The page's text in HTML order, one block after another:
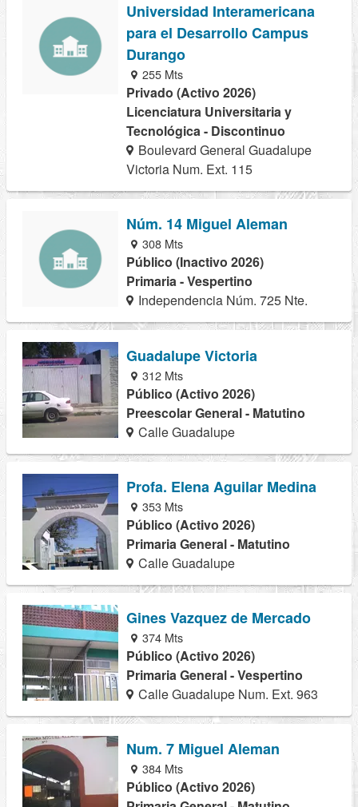
Universidad Interamericana
para el Desarrollo Campus
Durango
255 Mts
Privado (Activo 2026)
Licenciatura Universitaria y
Tecnológica - Discontinuo
Boulevard General Guadalupe
Victoria Num. Ext. 115
Núm. 14 Miguel Aleman
308 Mts
Público (Inactivo 2026)
Primaria - Vespertino
Independencia Núm. 725 Nte.
Guadalupe Victoria
312 Mts
Público (Activo 2026)
Preescolar General - Matutino
Calle Guadalupe
Profa. Elena Aguilar Medina
353 Mts
Público (Activo 2026)
Primaria General - Matutino
Calle Guadalupe
Gines Vazquez de Mercado
374 Mts
Público (Activo 2026)
Primaria General - Vespertino
Calle Guadalupe Num. Ext. 963
Num. 7 Miguel Aleman
384 Mts
Público (Activo 2026)